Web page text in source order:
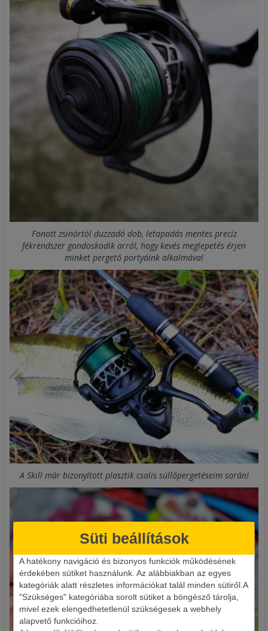
Süti beállítások
A hatékony navigáció és bizonyos funkciók működésének
érdekében sütiket használunk. Az alábbiakban az egyes
kategóriák alatt részletes információkat talál minden sütiről.A
"Szükséges" kategóriába sorolt sütiket a böngésző tárolja,
mivel ezek elengedhetetlenül szükségesek a webhely
alapvető funkcióihoz.
Fonott zsinórtól duzzadó dob, letapadás mentes precíz
fékrendszer gondoskodik arról, hogy kevés meglepetés érjen
minket pergető portyáink alkalmával
A Skill már bizonyított plasztik csalis süllőpergetéseim során!